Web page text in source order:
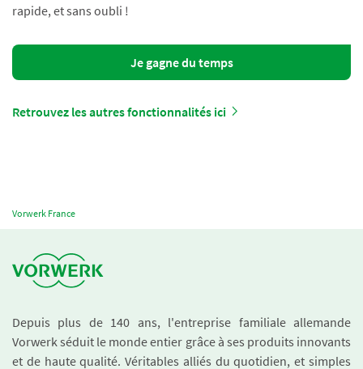
rapide, et sans oubli !
Je gagne du temps
Retrouvez les autres fonctionnalités ici
Vorwerk France
Depuis plus de 140 ans, l'entreprise familiale allemande
Vorwerk séduit le monde entier grâce à ses produits innovants
et de haute qualité. Véritables alliés du quotidien, et simples